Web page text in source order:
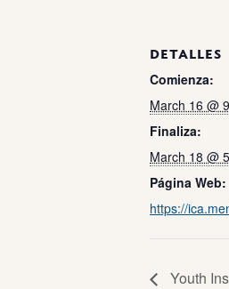
DETALLES
Comienza:
March 16 @
Finaliza:
March 18 @
Página Web:
https://
Youth